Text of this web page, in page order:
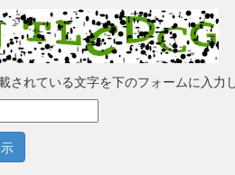
されている文字を下のフォームに入力